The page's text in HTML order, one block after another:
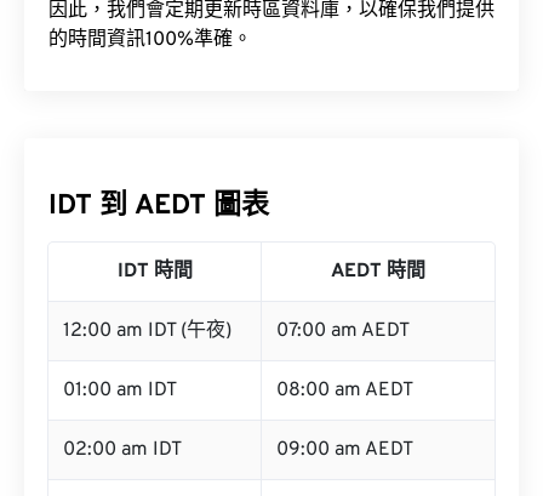
因此，我們會定期更新時區資料庫，以確保我們提供
的時間資訊100%準確。
IDT 到 AEDT 圖表
IDT 時間 AEDT 時間
12:00 am IDT (午夜) 07:00 am AEDT
01:00 am IDT 08:00 am AEDT
02:00 am IDT 09:00 am AEDT